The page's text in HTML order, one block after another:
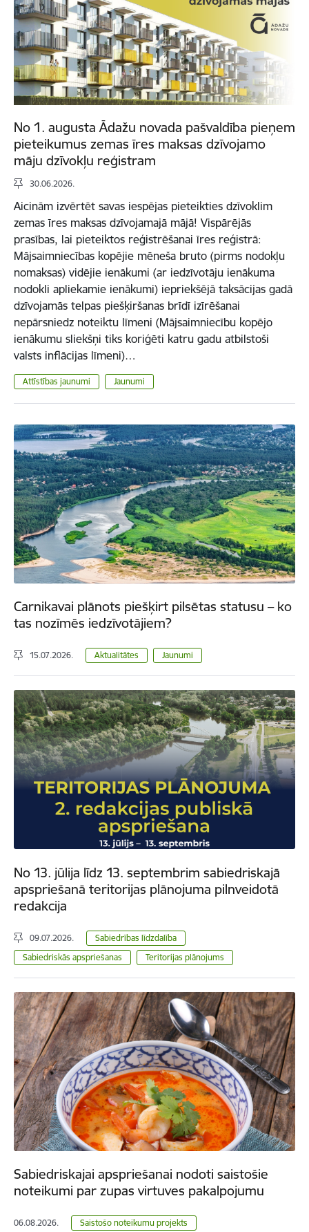
No 1. augusta Ādažu novada pašvaldība pieņem
pieteikumus zemas īres maksas dzīvojamo
māju dzīvokļu reģistram
30.06.2026.
Aicinām izvērtēt savas iespējas pieteikties dzīvoklim
zemas īres maksas dzīvojamajā mājā! Vispārējās
prasības, lai pieteiktos reģistrēšanai īres reģistrā:
Mājsaimniecības kopējie mēneša bruto (pirms nodokļu
nomaksas) vidējie ienākumi (ar iedzīvotāju ienākuma
nodokli apliekamie ienākumi) iepriekšējā taksācijas gadā
dzīvojamās telpas piešķiršanas brīdī izīrēšanai
nepārsniedz noteiktu līmeni (Mājsaimniecību kopējo
ienākumu sliekšņi tiks koriģēti katru gadu atbilstoši
valsts inflācijas līmeni)…
Attīstības jaunumi Jaunumi
Carnikavai plānots piešķirt pilsētas statusu – ko
tas nozīmēs iedzīvotājiem?
15.07.2026. Aktualitātes Jaunumi
No 13. jūlija līdz 13. septembrim sabiedriskajā
apspriešanā teritorijas plānojuma pilnveidotā
redakcija
09.07.2026.
Sabiedrības līdzdalība
Sabiedriskās apspriešanas
Teritorijas plānojums
Sabiedriskajai apspriešanai nodoti saistošie
noteikumi par zupas virtuves pakalpojumu
06.08.2026. Saistošo noteikumu projekts